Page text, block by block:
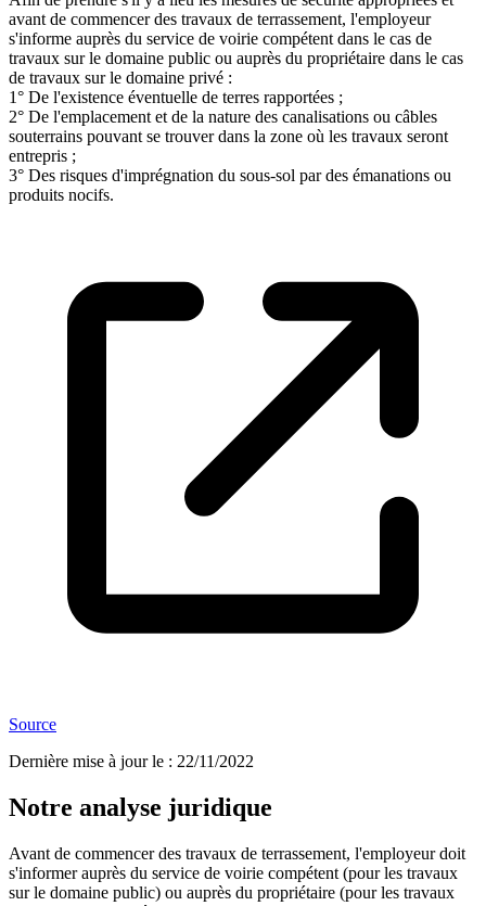
avant de commencer des travaux de terrassement, l'employeur
s'informe auprès du service de voirie compétent dans le cas de
travaux sur le domaine public ou auprès du propriétaire dans le cas
de travaux sur le domaine privé :
1° De l'existence éventuelle de terres rapportées ;
2° De l'emplacement et de la nature des canalisations ou câbles
souterrains pouvant se trouver dans la zone où les travaux seront
entrepris ;
3° Des risques d'imprégnation du sous-sol par des émanations ou
produits nocifs.
Source
Dernière mise à jour le : 22/11/2022
Notre analyse juridique
Avant de commencer des travaux de terrassement, l'employeur doit
s'informer auprès du service de voirie compétent (pour les travaux
sur le domaine public) ou auprès du propriétaire (pour les travaux